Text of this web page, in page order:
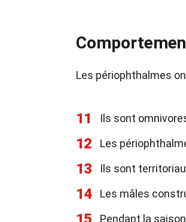
Les périophthalmes
11 Ils sont
12 Les
13 Ils sont
14 Les mâles
Pendant la